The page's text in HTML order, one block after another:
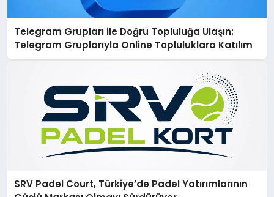
Telegram Grupları ile Doğru Topluluğa Ulaşın:
Telegram Gruplarıyla Online Topluluklara Katılım
SRV Padel Court, Türkiye’de Padel Yatırımlarının